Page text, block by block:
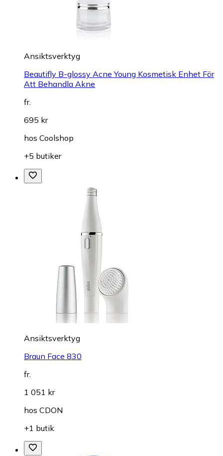
Ansiktsverktyg
Beautifly B-glossy Acne Young Kosmetisk Enhet För
Att Behandla Akne
fr.
695 kr
hos Coolshop
+5 butiker
Ansiktsverktyg
Braun Face 830
fr.
1 051 kr
hos CDON
+1 butik